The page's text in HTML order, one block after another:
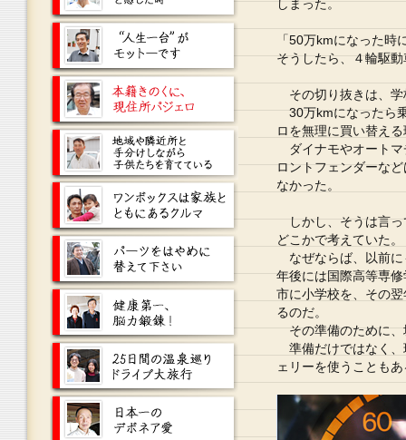
しまった。
「50万kmになった
そうしたら、４輪駆
その切り抜きは、学
30万kmになったら
ロを無理に買い替え
ダイナモやオートマ
ロントフェンダーな
なかった。
しかし、そうは言
どこかで考えていた。
なぜならば、以前に
年後には国際高等専
市に小学校を、その
るのだ。
その準備のために、
準備だけではなく、
ェリーを使うことも